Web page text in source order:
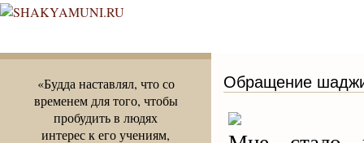
«Будда наставлял, что со
временем для того, чтобы
пробудить в людях
интерес к его учениям,
Обращение